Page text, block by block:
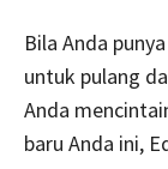
Bila Anda
untuk pulang
Anda
baru Anda ini,